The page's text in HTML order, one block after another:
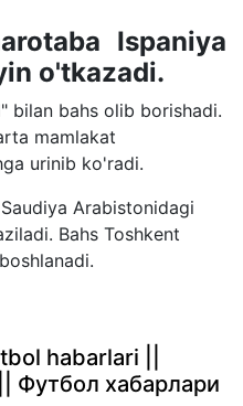
Ispaniya
o'tkazadi.
bilan bahs olib borishadi.
mamlakat
urinib ko'radi.
Arabistonidagi
Bahs Toshkent
habarlari ||
Футбол хабарлари